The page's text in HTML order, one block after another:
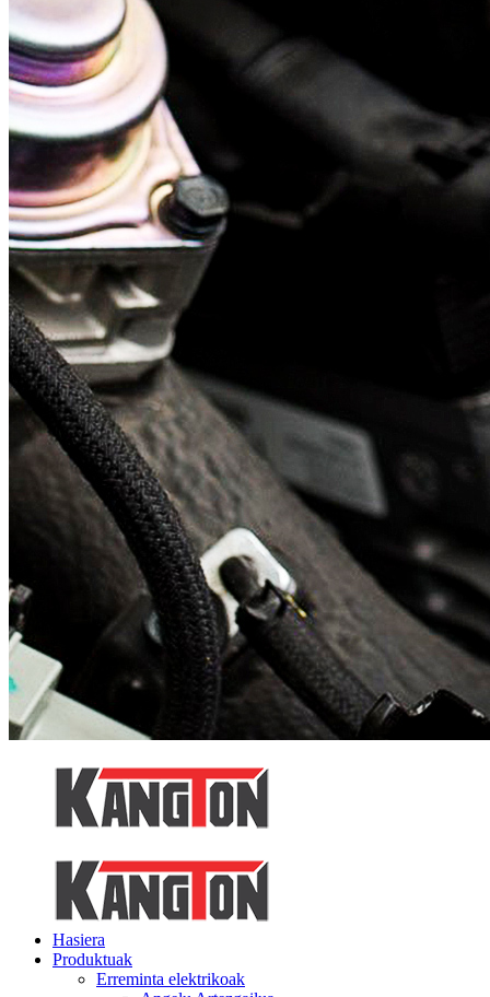
Hasiera
Produktuak
Erreminta elektrikoak